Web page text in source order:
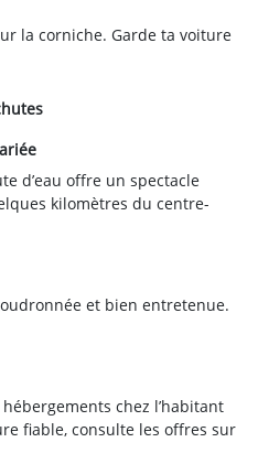
la corniche. Garde ta voiture
d’eau offre un spectacle
kilomètres du centre-
et bien entretenue.
chez l’habitant
fiable, consulte les offres sur